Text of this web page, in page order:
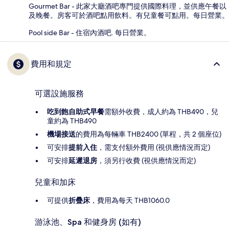
Gourmet Bar - 此家大廳酒吧專門提供國際料理，並供應午餐以
及晚餐。房客可於酒吧點用飲料。有兒童餐可點用。每日營業。
Pool side Bar - 住宿內酒吧. 每日營業。
費用和規定
可選設施服務
吃到飽自助式早餐需額外收費，成人約為 THB490，兒
童約為 THB490
機場接送的費用為每輛車 THB2400 (單程，共 2 個座位)
可安排提前入住 ，需支付額外費用 (視供應情況而定)
可安排延遲退房 ，須另行收費 (視供應情況而定)
兒童和加床
可提供折疊床 ，費用為每天 THB1060.0
游泳池、Spa 和健身房 (如有)